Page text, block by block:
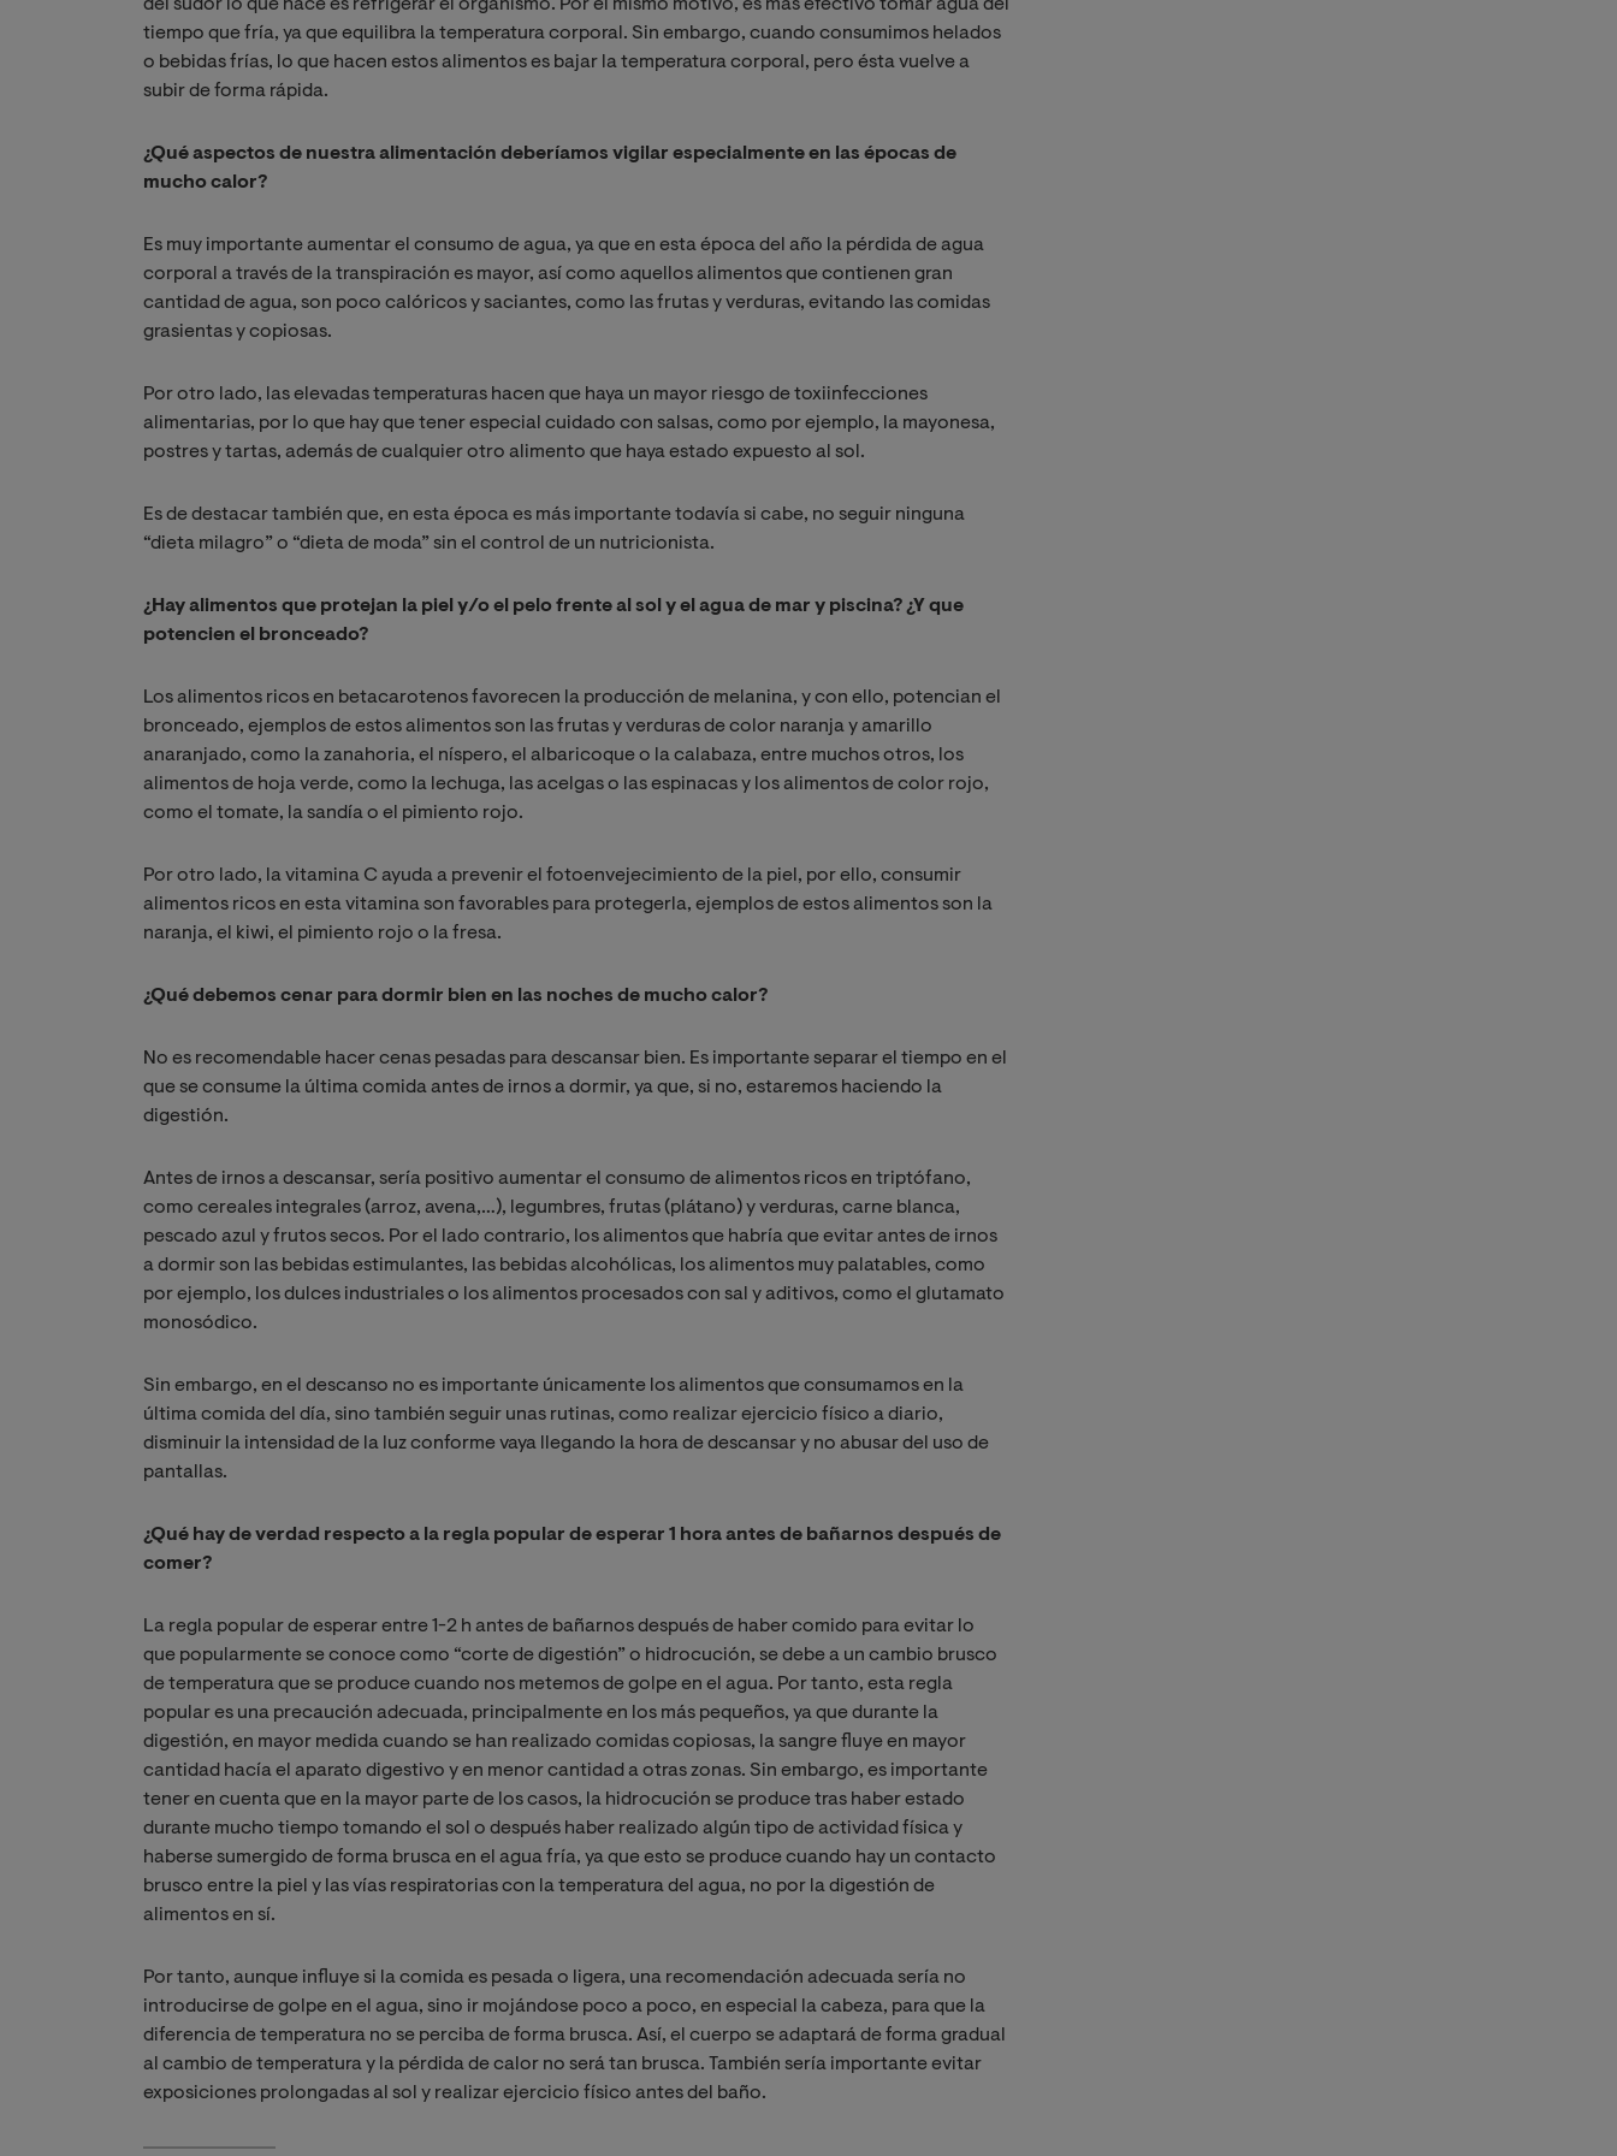
del sudor lo que hace es refrigerar el organismo. Por el mismo motivo, es más efectivo tomar agua del
tiempo que fría, ya que equilibra la temperatura corporal. Sin embargo, cuando consumimos helados
o bebidas frías, lo que hacen estos alimentos es bajar la temperatura corporal, pero ésta vuelve a
subir de forma rápida.
¿Qué aspectos de nuestra alimentación deberíamos vigilar especialmente en las épocas de
mucho calor?
Es muy importante aumentar el consumo de agua, ya que en esta época del año la pérdida de agua
corporal a través de la transpiración es mayor, así como aquellos alimentos que contienen gran
cantidad de agua, son poco calóricos y saciantes, como las frutas y verduras, evitando las comidas
grasientas y copiosas.
Por otro lado, las elevadas temperaturas hacen que haya un mayor riesgo de toxiinfecciones
alimentarias, por lo que hay que tener especial cuidado con salsas, como por ejemplo, la mayonesa,
postres y tartas, además de cualquier otro alimento que haya estado expuesto al sol.
Es de destacar también que, en esta época es más importante todavía si cabe, no seguir ninguna
“dieta milagro” o “dieta de moda” sin el control de un nutricionista.
¿Hay alimentos que protejan la piel y/o el pelo frente al sol y el agua de mar y piscina? ¿Y que
potencien el bronceado?
Los alimentos ricos en betacarotenos favorecen la producción de melanina, y con ello, potencian el
bronceado, ejemplos de estos alimentos son las frutas y verduras de color naranja y amarillo
anaranjado, como la zanahoria, el níspero, el albaricoque o la calabaza, entre muchos otros, los
alimentos de hoja verde, como la lechuga, las acelgas o las espinacas y los alimentos de color rojo,
como el tomate, la sandía o el pimiento rojo.
Por otro lado, la vitamina C ayuda a prevenir el fotoenvejecimiento de la piel, por ello, consumir
alimentos ricos en esta vitamina son favorables para protegerla, ejemplos de estos alimentos son la
naranja, el kiwi, el pimiento rojo o la fresa.
¿Qué debemos cenar para dormir bien en las noches de mucho calor?
No es recomendable hacer cenas pesadas para descansar bien. Es importante separar el tiempo en el
que se consume la última comida antes de irnos a dormir, ya que, si no, estaremos haciendo la
digestión.
Antes de irnos a descansar, sería positivo aumentar el consumo de alimentos ricos en triptófano,
como cereales integrales (arroz, avena,…), legumbres, frutas (plátano) y verduras, carne blanca,
pescado azul y frutos secos. Por el lado contrario, los alimentos que habría que evitar antes de irnos
a dormir son las bebidas estimulantes, las bebidas alcohólicas, los alimentos muy palatables, como
por ejemplo, los dulces industriales o los alimentos procesados con sal y aditivos, como el glutamato
monosódico.
Sin embargo, en el descanso no es importante únicamente los alimentos que consumamos en la
última comida del día, sino también seguir unas rutinas, como realizar ejercicio físico a diario,
disminuir la intensidad de la luz conforme vaya llegando la hora de descansar y no abusar del uso de
pantallas.
¿Qué hay de verdad respecto a la regla popular de esperar 1 hora antes de bañarnos después de
comer?
La regla popular de esperar entre 1-2 h antes de bañarnos después de haber comido para evitar lo
que popularmente se conoce como “corte de digestión” o hidrocución, se debe a un cambio brusco
de temperatura que se produce cuando nos metemos de golpe en el agua. Por tanto, esta regla
popular es una precaución adecuada, principalmente en los más pequeños, ya que durante la
digestión, en mayor medida cuando se han realizado comidas copiosas, la sangre fluye en mayor
cantidad hacía el aparato digestivo y en menor cantidad a otras zonas. Sin embargo, es importante
tener en cuenta que en la mayor parte de los casos, la hidrocución se produce tras haber estado
durante mucho tiempo tomando el sol o después haber realizado algún tipo de actividad física y
haberse sumergido de forma brusca en el agua fría, ya que esto se produce cuando hay un contacto
brusco entre la piel y las vías respiratorias con la temperatura del agua, no por la digestión de
alimentos en sí.
Por tanto, aunque influye si la comida es pesada o ligera, una recomendación adecuada sería no
introducirse de golpe en el agua, sino ir mojándose poco a poco, en especial la cabeza, para que la
diferencia de temperatura no se perciba de forma brusca. Así, el cuerpo se adaptará de forma gradual
al cambio de temperatura y la pérdida de calor no será tan brusca. También sería importante evitar
exposiciones prolongadas al sol y realizar ejercicio físico antes del baño.